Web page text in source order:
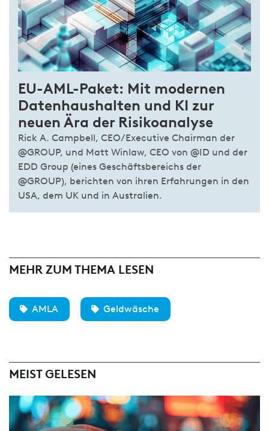
EU-AML-Paket: Mit modernen
Datenhaushalten und KI zur
neuen Ära der Risikoanalyse
Rick A. Campbell, CEO/Executive Chairman der
@GROUP, und Matt Winlaw, CEO von @ID und der
EDD Group (eines Geschäftsbereichs der
@GROUP), berichten von ihren Erfahrungen in den
USA, dem UK und in Australien.
MEHR ZUM THEMA LESEN
AMLA Geldwäsche
MEIST GELESEN